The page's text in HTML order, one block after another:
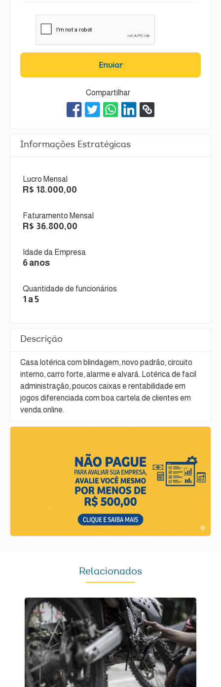
Enviar
Compartilhar
Informações Estratégicas
Lucro Mensal
R$ 18.000,00
Faturamento Mensal
R$ 36.800,00
Idade da Empresa
6 anos
Quantidade de funcionários
1 a 5
Descrição
Casa lotérica com blindagem, novo padrão, circuito
interno, carro forte, alarme e alvará. Lotérica de facil
administração, poucos caixas e rentabilidade em
jogos diferenciada com boa cartela de clientes em
venda online.
Relacionados